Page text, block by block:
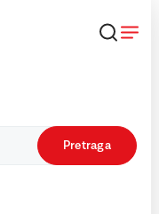
Pretraga